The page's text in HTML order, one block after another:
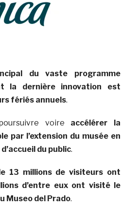
du vaste programme
la dernière innovation est
fériés annuels.
voire accélérer la
par l’extension du musée en
du public.
13 millions de visiteurs ont
d’entre eux ont visité le
Museo del Prado.